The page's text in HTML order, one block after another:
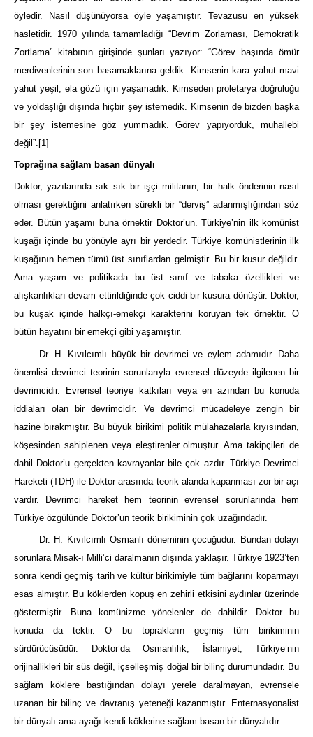
öyledir. Nasıl düşünüyorsa öyle yaşamıştır. Tevazusu en yüksek
hasletidir. 1970 yılında tamamladığı “Devrim Zorlaması, Demokratik
Zortlama” kitabının girişinde şunları yazıyor: “Görev başında ömür
merdivenlerinin son basamaklarına geldik. Kimsenin kara yahut mavi
yahut yeşil, ela gözü için yaşamadık. Kimseden proletarya doğruluğu
ve yoldaşlığı dışında hiçbir şey istemedik. Kimsenin de bizden başka
bir şey istemesine göz yummadık. Görev yapıyorduk, muhallebi
değil”. [1]
Toprağına sağlam basan dünyalı
Doktor, yazılarında sık sık bir işçi militanın, bir halk önderinin nasıl
olması gerektiğini anlatırken sürekli bir “derviş” adanmışlığından söz
eder. Bütün yaşamı buna örnektir Doktor’un. Türkiye’nin ilk komünist
kuşağı içinde bu yönüyle ayrı bir yerdedir. Türkiye komünistlerinin ilk
kuşağının hemen tümü üst sınıflardan gelmiştir. Bu bir kusur değildir.
Ama yaşam ve politikada bu üst sınıf ve tabaka özellikleri ve
alışkanlıkları devam ettirildiğinde çok ciddi bir kusura dönüşür. Doktor,
bu kuşak içinde halkçı-emekçi karakterini koruyan tek örnektir. O
bütün hayatını bir emekçi gibi yaşamıştır.
Dr. H. Kıvılcımlı büyük bir devrimci ve eylem adamıdır. Daha
önemlisi devrimci teorinin sorunlarıyla evrensel düzeyde ilgilenen bir
devrimcidir. Evrensel teoriye katkıları veya en azından bu konuda
iddiaları olan bir devrimcidir. Ve devrimci mücadeleye zengin bir
hazine bırakmıştır. Bu büyük birikimi politik mülahazalarla kıyısından,
köşesinden sahiplenen veya eleştirenler olmuştur. Ama takipçileri de
dahil Doktor’u gerçekten kavrayanlar bile çok azdır. Türkiye Devrimci
Hareketi (TDH) ile Doktor arasında teorik alanda kapanması zor bir açı
vardır. Devrimci hareket hem teorinin evrensel sorunlarında hem
Türkiye özgülünde Doktor’un teorik birikiminin çok uzağındadır.
Dr. H. Kıvılcımlı Osmanlı döneminin çocuğudur. Bundan dolayı
sorunlara Misak-ı Milli’ci daralmanın dışında yaklaşır. Türkiye 1923’ten
sonra kendi geçmiş tarih ve kültür birikimiyle tüm bağlarını koparmayı
esas almıştır. Bu köklerden kopuş en zehirli etkisini aydınlar üzerinde
göstermiştir. Buna komünizme yönelenler de dahildir. Doktor bu
konuda da tektir. O bu toprakların geçmiş tüm birikiminin
sürdürücüsüdür. Doktor’da Osmanlılık, İslamiyet, Türkiye’nin
orijinallikleri bir süs değil, içselleşmiş doğal bir bilinç durumundadır. Bu
sağlam köklere bastığından dolayı yerele daralmayan, evrensele
uzanan bir bilinç ve davranış yeteneği kazanmıştır. Enternasyonalist
bir dünyalı ama ayağı kendi köklerine sağlam basan bir dünyalıdır.